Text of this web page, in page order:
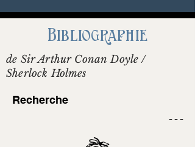
Bibliographie
de Sir Arthur Conan Doyle /
Sherlock Holmes
Recherche
- - -